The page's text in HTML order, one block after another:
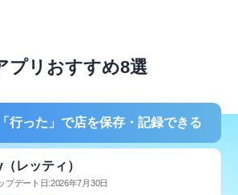
プリおすすめ8選
行った」で店を保存・記録できる
レッティ）
プデート日:2026年7月30日